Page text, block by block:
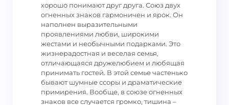
хорошо понимают друг друга. Союз двух
огненных знаков гармоничен и ярок. Он
наполнен выразительными
проявлениями любви, широкими
жестами и необычными подарками. Это
жизнерадостная и веселая семья,
отличающаяся дружелюбием и любящая
принимать гостей. В этой семье частенько
бывают шумные ссоры и драматические
примирения. Вообще, в союзе огненных
знаков все случается громко, тишина –